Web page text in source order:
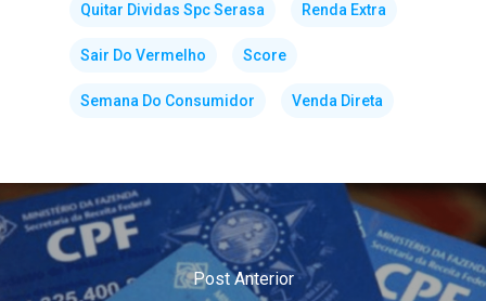
Quitar Dividas Spc Serasa Renda Extra
Sair Do Vermelho Score
Semana Do Consumidor Venda Direta
Post Anterior